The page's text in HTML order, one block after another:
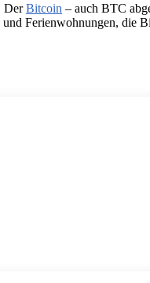
DerBitcoin – auch BTC
Ferienwohnungen, die